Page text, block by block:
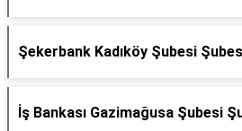
Şekerbank Kadıköy Şubesi
İş Bankası Gazimağusa Şubesi